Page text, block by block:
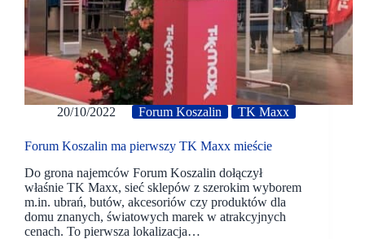
20/10/2022 Forum Koszalin TK Maxx
Forum Koszalin ma pierwszy TK Maxx mieście
Do grona najemców Forum Koszalin dołączył
właśnie TK Maxx, sieć sklepów z szerokim wyborem
m.in. ubrań, butów, akcesoriów czy produktów dla
domu znanych, światowych marek w atrakcyjnych
cenach. To pierwsza lokalizacja…